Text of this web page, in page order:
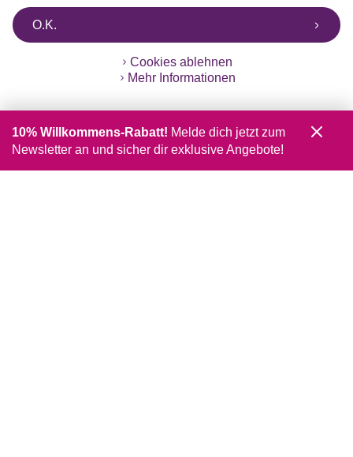
O.K.
Cookies ablehnen
Mehr Informationen
10% Willkommens-Rabatt! Melde dich jetzt zum
Newsletter an und sicher dir exklusive Angebote!